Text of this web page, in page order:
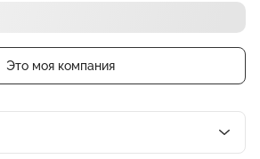
Это моя компания